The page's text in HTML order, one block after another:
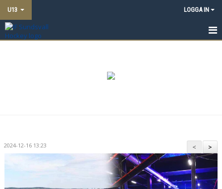
U13 LOGGA IN
DOKUMENT
>
<
2024-12-16 13:23